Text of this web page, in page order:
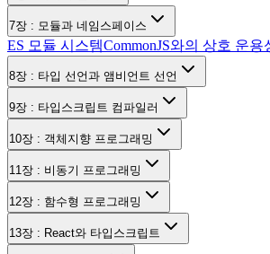
7장 : 모듈과 네임스페이스
ES 모듈 시스템CommonJS와의 상호 운용
8장 : 타입 선언과 앰비언트 선언
9장 : 타입스크립트 컴파일러
10장 : 객체지향 프로그래밍
11장 : 비동기 프로그래밍
12장 : 함수형 프로그래밍
13장 : React와 타입스크립트